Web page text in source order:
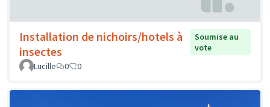
Installation de nichoirs/hotels à
insectes
Soumise au
vote
Lucille
0 0